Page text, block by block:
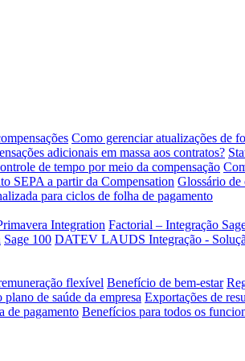
Como gerenciar atualizações de
adicionais em massa aos contratos?
de tempo por meio da compensação
SEPA a partir da Compensation Glossário de
para ciclos de folha de pagamento
Integration Factorial – Integração
Sage 100 DATEV LAUDS Integração -
flexível Benefício de bem-estar
de saúde da empresa Exportações de
de pagamento Benefícios para todos os